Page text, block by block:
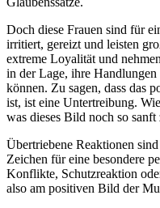
Doch diese Frauen sind für
irritiert, gereizt und leisten
extreme Loyalität und
in der Lage, ihre
können. Zu sagen, dass das
ist, ist eine Untertreibung.
was dieses Bild noch so
Übertriebene Reaktionen
Zeichen für eine besondere
Konflikte, Schutzreaktion
also am positiven Bild der